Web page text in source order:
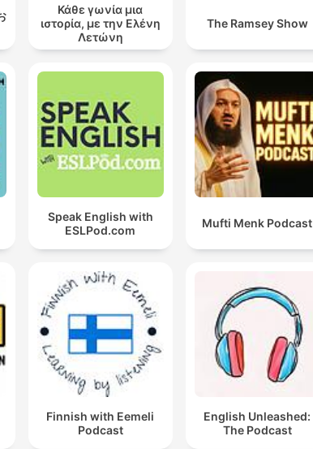
Κάθε γωνία μια
ιστορία, με την Ελένη
Λετώνη
The Ramsey Show
Speak English with
ESLPod.com
Mufti Menk Podcast
Finnish with Eemeli
Podcast
English Unleashed:
The Podcast